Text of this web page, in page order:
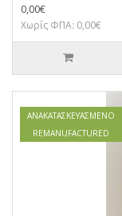
0,00€
Χωρίς ΦΠΑ: 0,00€
ΑΝΑΚΑΤΑΣΚΕΥΑΣΜΈΝΟ
REMANUFACTURED